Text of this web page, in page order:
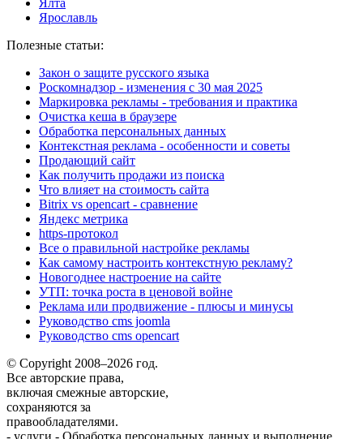
Ялта
Ярославль
Полезные статьи:
Закон о защите русского языка
Роскомнадзор - изменения с 30 мая 2025
Маркировка рекламы - требования и практика
Очистка кеша в браузере
Обработка персональных данных
Контекстная реклама - особенности и советы
Продающий сайт
Как получить продажи из поиска
Что влияет на стоимость сайта
Bitrix vs opencart - сравнение
Яндекс метрика
https-протокол
Все о правильной настройке рекламы
Как самому настроить контекстную рекламу?
Новогоднее настроение на сайте
УТП: точка роста в ценовой войне
Реклама или продвижение - плюсы и минусы
Руководство cms joomla
Руководство cms opencart
© Copyright 2008–2026 год.
Все авторские права,
включая смежные авторские,
сохраняются за
правообладателями.
- услуги - Обработка персональных данных и выполнение